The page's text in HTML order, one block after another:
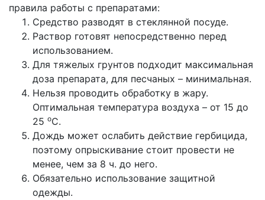
правила работы с препаратами:
Средство разводят в стеклянной посуде.
Раствор готовят непосредственно перед
использованием.
Для тяжелых грунтов подходит максимальная
доза препарата, для песчаных – минимальная.
Нельзя проводить обработку в жару.
Оптимальная температура воздуха – от 15 до
25 оС.
Дождь может ослабить действие гербицида,
поэтому опрыскивание стоит провести не
менее, чем за 8 ч. до него.
Обязательно использование защитной
одежды.